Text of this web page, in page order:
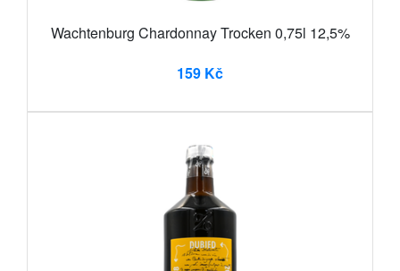
Wachtenburg Chardonnay Trocken 0,75l 12,5%
159 Kč